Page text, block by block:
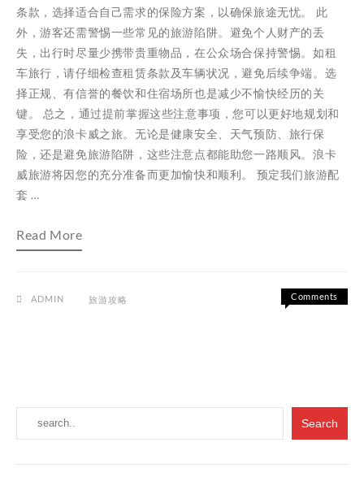
条款，选择适合自己需求的保险方案，以确保旅途无忧。 此
外，游客还需警惕一些常见的旅游陷阱。避免个人财产的丢
失，出行时尽量少携带贵重物品，在公众场合保持警惕。如租
车旅行，请仔细检查租赁条款及车辆状况，避免后续争端。选
择正规、有信誉的餐饮和住宿场所也是减少不愉快经历的关
键。 总之，通过提前掌握这些注意事项，您可以更好地规划和
享受您的浪卡威之旅。无论是健康安全、天气预防、旅行保
险，还是避免旅游陷阱，这些注意点都能助您一路顺风。浪卡
威旅游将因您的充分准备而更加愉快和顺利。 预定我们旅游配
套 …
浪
卡
攻
Read More
ADMIN 旅游攻略
Comments
攻
略：
预